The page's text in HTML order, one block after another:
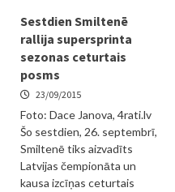
Sestdien Smiltenē
rallija supersprinta
sezonas ceturtais
posms
23/09/2015
Foto: Dace Janova, 4rati.lv
Šo sestdien, 26. septembrī,
Smiltenē tiks aizvadīts
Latvijas čempionāta un
kausa izcīņas ceturtais